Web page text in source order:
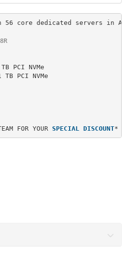
56 core dedicated servers in
PCI NVMe
PCI NVMe
FOR YOUR SPECIAL DISCOUNT*